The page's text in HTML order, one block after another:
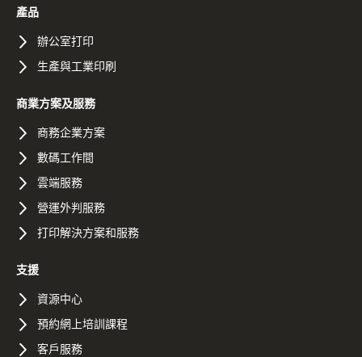
產品
辦公室打印
生產與工業印刷
商業方案及服務
商務企業方案
數碼工作間
雲端服務
營運外判服務
打印解決方案和服務
支援
資源中心
預約網上培訓課程
客戶服務